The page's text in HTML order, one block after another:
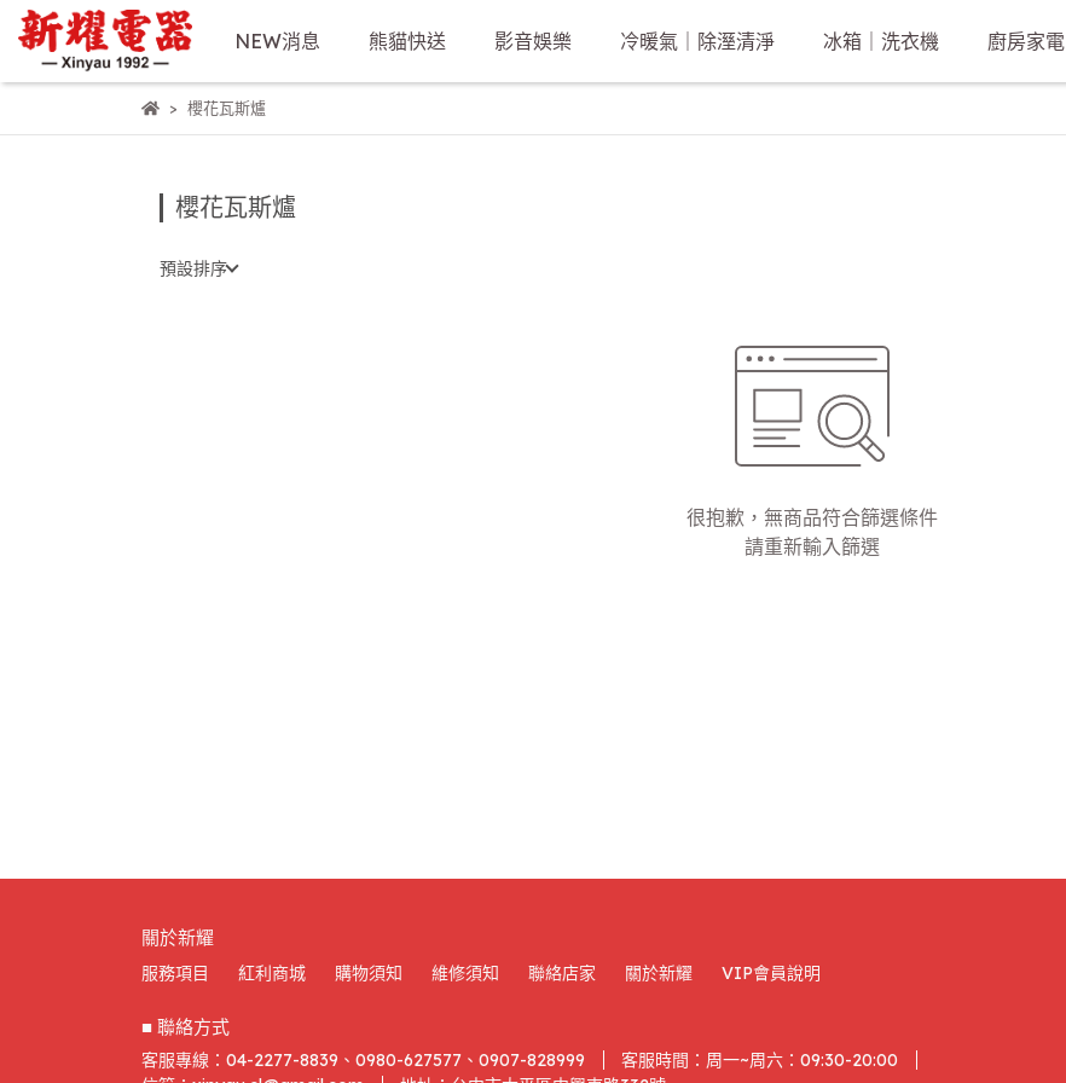
NEW消息 熊貓快送 影音娛樂 冷暖氣｜除溼清淨 冰箱｜洗衣機 廚房家電
櫻花瓦斯爐
櫻花瓦斯爐
預設排序
很抱歉，無商品符合篩選條件
請重新輸入篩選
關於新耀
服務項目 紅利商城 購物須知 維修須知 聯絡店家 關於新耀 VIP會員說明
■ 聯絡方式
客服專線：04-2277-8839、0980-627577、0907-828999
客服時間：周一~周六：09:30-20:00